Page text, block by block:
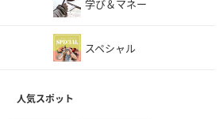
学び＆マネー
スペシャル
人気スポット